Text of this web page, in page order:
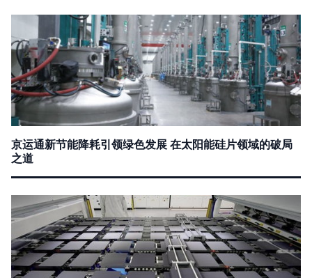
京运通新节能降耗引领绿色发展 在太阳能硅片领域的破局
之道